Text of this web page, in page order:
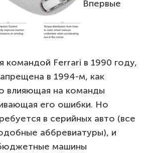
Впервые
командой Ferrari в 1990 году,
в 1994-м, как
влияющая на команды
его ошибки. Но
в серийных авто (все
аббревиатуры), и
машины